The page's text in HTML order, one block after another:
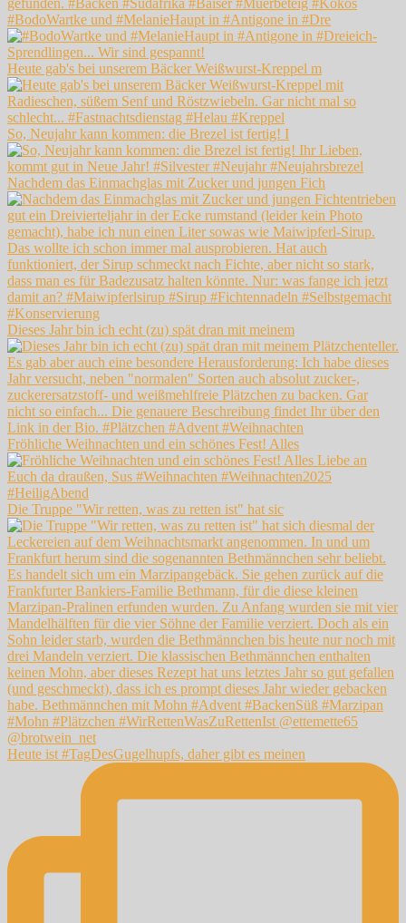
#BodoWartke und #MelanieHaupt in #Antigone in #Dre
Heute gab's bei unserem Bäcker Weißwurst-Kreppel m
So, Neujahr kann kommen: die Brezel ist fertig! I
Nachdem das Einmachglas mit Zucker und jungen Fich
Dieses Jahr bin ich echt (zu) spät dran mit meinem
Fröhliche Weihnachten und ein schönes Fest! Alles
Die Truppe "Wir retten, was zu retten ist" hat sic
Heute ist #TagDesGugelhupfs, daher gibt es meinen